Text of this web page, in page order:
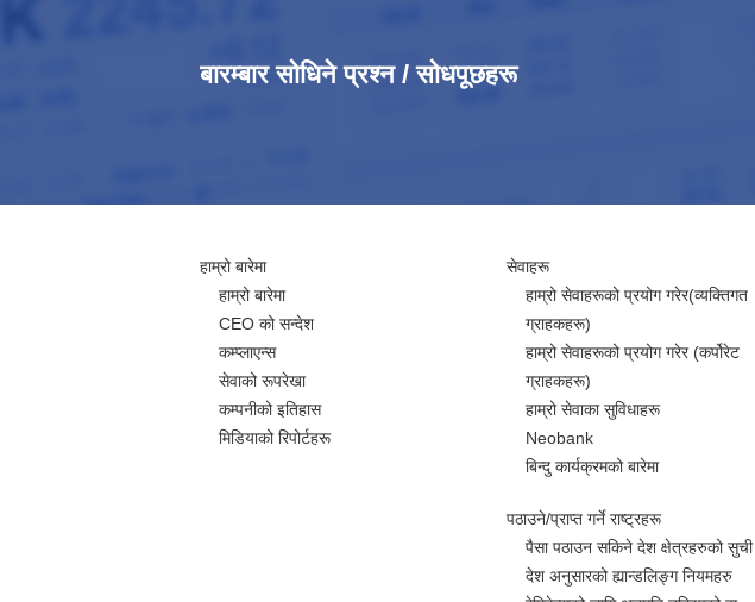
बारम्बार सोधिने प्रश्न / सोधपूछहरू
हाम्रो बारेमा
हाम्रो बारेमा
CEO को सन्देश
कम्प्लाएन्स
सेवाको रूपरेखा
कम्पनीको इतिहास
मिडियाको रिपोर्टहरू
सेवाहरू
हाम्रो सेवाहरूको प्रयोग गरेर(व्यक्तिगत
ग्राहकहरू)
हाम्रो सेवाहरूको प्रयोग गरेर (कर्पोरेट
ग्राहकहरू)
हाम्रो सेवाका सुविधाहरू
Neobank
बिन्दु कार्यक्रमको बारेमा
पठाउने/प्राप्त गर्ने राष्ट्रहरू
पैसा पठाउन सकिने देश क्षेत्रहरुको सुची
देश अनुसारको ह्यान्डलिङ्ग नियमहरु